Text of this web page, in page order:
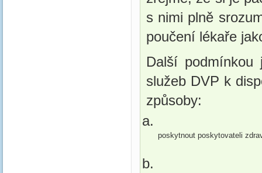
s nimi plně
poučení lékaře
Další podmínkou
služeb DVP k
způsoby:
poskytnout poskytovateli